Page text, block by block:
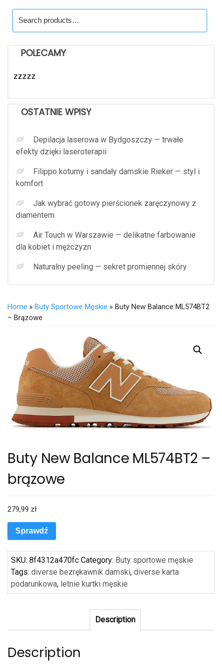
for:
POLECAMY
zzzzz
OSTATNIE WPISY
Depilacja laserowa w Bydgoszczy — trwałe
efekty dzięki laseroterapii
Filippo koturny i sandały damskie Rieker — styl i
komfort
Jak wybrać gotowy pierścionek zaręczynowy z
diamentem
Air Touch w Warszawie — delikatne farbowanie
dla kobiet i mężczyzn
Naturalny peeling — sekret promiennej skóry
Home » Buty Sportowe Męskie » Buty New Balance ML574BT2
– Brązowe
Buty New Balance ML574BT2 –
brązowe
279,99 zł
Sprawdź
SKU: 8f4312a470fc Category: Buty sportowe męskie
Tags: diverse bezrękawnik damski, diverse karta
podarunkowa, letnie kurtki męskie
Description
Description